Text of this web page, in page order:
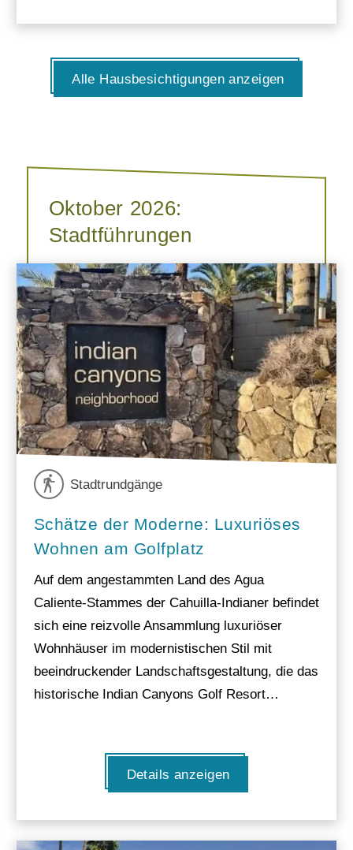
Alle Hausbesichtigungen anzeigen
Oktober 2026:
Stadtführungen
Stadtrundgänge
Schätze der Moderne: Luxuriöses
Wohnen am Golfplatz
Auf dem angestammten Land des Agua
Caliente-Stammes der Cahuilla-Indianer befindet
sich eine reizvolle Ansammlung luxuriöser
Wohnhäuser im modernistischen Stil mit
beeindruckender Landschaftsgestaltung, die das
historische Indian Canyons Golf Resort…
Details anzeigen